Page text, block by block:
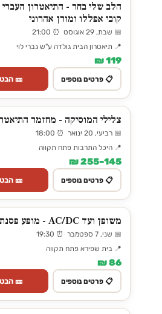
הלב שלי בחר - התיאטרון
קובי אפללו ומורן אהרוני
📅 שבת, 29 אוגוסט ⏰ 21:00
📍 תיאטרון הבית גולדה ע"ש גברי לוי
119 ₪
📋 פרטים נוספים 🎫
צלילי המוסיקה - מחזמר
📅 רביעי, 20 ינואר ⏰ 18:00
📍 היכל התרבות פתח תקווה
145–255 ₪
📋 פרטים נוספים 🎫
משופן ועד AC/DC - מופע פסנתר לאור נרות
📅 שני, 7 ספטמבר ⏰ 19:30
📍 בית שפירא פתח תקווה
86 ₪
📋 פרטים נוספים 🎫